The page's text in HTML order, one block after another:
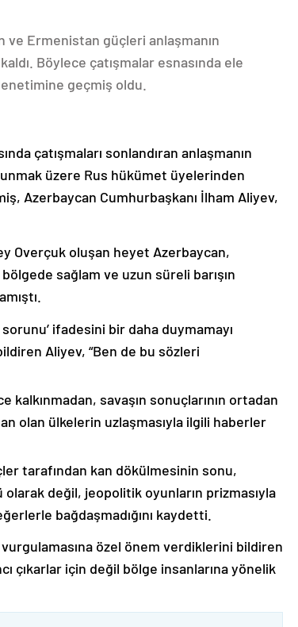
Ermenistan güçleri anlaşmanın
Böylece çatışmalar esnasında ele
geçmiş oldu.
çatışmaları sonlandıran anlaşmanın
üzere Rus hükümet üyelerinden
Azerbaycan Cumhurbaşkanı İlham Aliyev,
Overçuk oluşan heyet Azerbaycan,
sağlam ve uzun süreli barışın
sorunu’ ifadesini bir daha duymamayı
Aliyev, “Ben de bu sözleri
kalkınmadan, savaşın sonuçlarının ortadan
olan ülkelerin uzlaşmasıyla ilgili haberler
tarafından kan dökülmesinin sonu,
olarak değil, jeopolitik oyunların prizmasıyla
bağdaşmadığını kaydetti.
özel önem verdiklerini bildiren
çıkarlar için değil bölge insanlarına yönelik